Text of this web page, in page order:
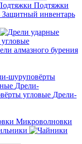
Подтяжки
Защитный инвентарь
шуруповёрты
Дрели-
Дрели-
Микроволновки